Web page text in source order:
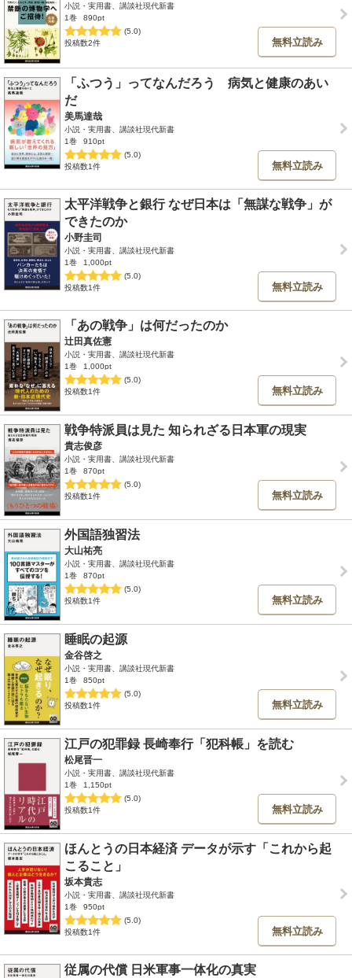
小説・実用書、講談社現代新書
1巻
890pt
(5.0)
投稿数2件
無料立読み
「ふつう」ってなんだろう 病気と健康のあい
だ
美馬達哉
小説・実用書、講談社現代新書
1巻
910pt
(5.0)
投稿数1件
無料立読み
太平洋戦争と銀行 なぜ日本は「無謀な戦争」が
できたのか
小野圭司
小説・実用書、講談社現代新書
1巻
1,000pt
(5.0)
投稿数1件
無料立読み
「あの戦争」は何だったのか
辻田真佐憲
小説・実用書、講談社現代新書
1巻
1,000pt
(5.0)
投稿数1件
無料立読み
戦争特派員は見た 知られざる日本軍の現実
貴志俊彦
小説・実用書、講談社現代新書
1巻
870pt
(5.0)
投稿数1件
無料立読み
外国語独習法
大山祐亮
小説・実用書、講談社現代新書
1巻
870pt
(5.0)
投稿数1件
無料立読み
睡眠の起源
金谷啓之
小説・実用書、講談社現代新書
1巻
850pt
(5.0)
投稿数1件
無料立読み
江戸の犯罪録 長崎奉行「犯科帳」を読む
松尾晋一
小説・実用書、講談社現代新書
1巻
1,150pt
(5.0)
投稿数1件
無料立読み
ほんとうの日本経済 データが示す「これから起
こること」
坂本貴志
小説・実用書、講談社現代新書
1巻
950pt
(5.0)
投稿数1件
無料立読み
従属の代償 日米軍事一体化の真実